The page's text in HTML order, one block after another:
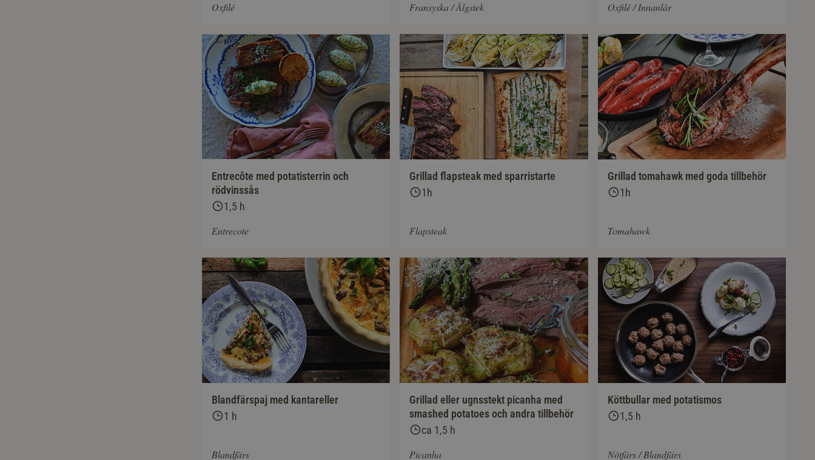
Oxfilé
Fransyska / Älgstek
Oxfilé / Innanlår
Entrecôte med potatisterrin och
rödvinssås
1,5 h
Entrecote
Grillad flapsteak med sparristarte
1h
Flapsteak
Grillad tomahawk med goda tillbehör
1h
Tomahawk
Blandfärspaj med kantareller
1 h
Blandfärs
Grillad eller ugnsstekt picanha med
smashed potatoes och andra tillbehör
ca 1,5 h
Picanha
Köttbullar med potatismos
1,5 h
Nötfärs / Blandfärs